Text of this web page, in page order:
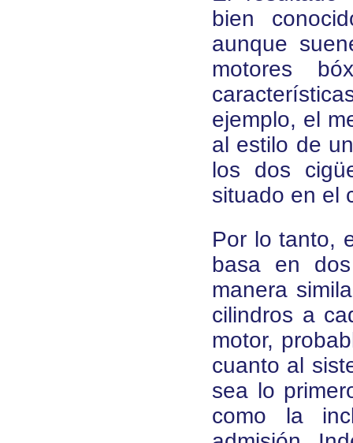
bien
aunque
motores
ejemplo, el
al estilo de
los dos
situado en el
Por lo tanto,
basa en
manera
cilindros a
motor,
cuanto al
sea lo
como la